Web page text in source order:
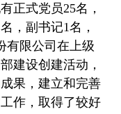
正式党员25名，
，副书记1名，
有限公司在上级
建设创建活动，
果，建立和完善
作，取得了较好